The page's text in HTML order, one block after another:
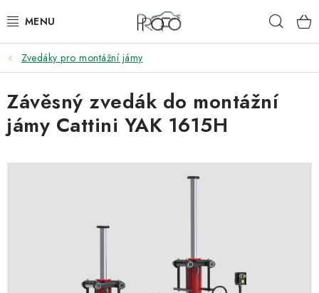
na
ZVEDÁKY
ZOUVAČKY
VYVAŽOVAČKY
OLEJE A KAPALINY
Zvedáky pro montážní jámy
Závěsný zvedák do montážní
jámy Cattini YAK 1615H